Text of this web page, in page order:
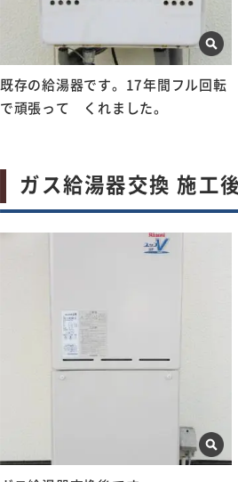
既存の給湯器です。17年間フル回転
で頑張って くれました。
ガス給湯器交換 施工